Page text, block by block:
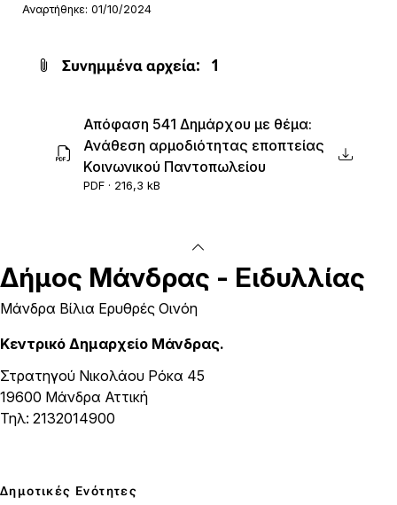
Αναρτήθηκε: 01/10/2024
Συνημμένα αρχεία: 1
Απόφαση 541 Δημάρχου με θέμα:
Ανάθεση αρμοδιότητας εποπτείας
Κοινωνικού Παντοπωλείου
PDF · 216,3 kB
Δήμος Μάνδρας - Ειδυλλίας
Μάνδρα Βίλια Ερυθρές Οινόη
Κεντρικό Δημαρχείο Μάνδρας.
Στρατηγού Νικολάου Ρόκα 45
19600 Μάνδρα Αττική
Τηλ: 2132014900
Δημοτικές Ενότητες